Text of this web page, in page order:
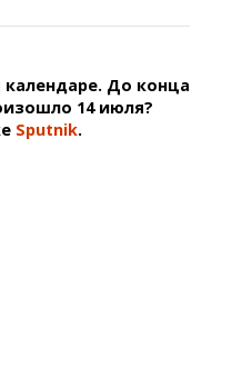
календаре. До конца
14 июля?
Sputnik.